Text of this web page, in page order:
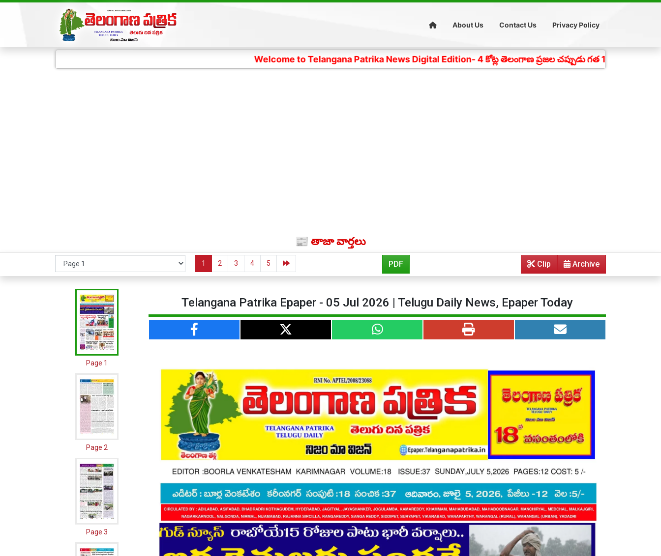
About Us Contact Us Privacy Policy
Welcome to Telangana Patrika News Digital Edition- 4 కోట్ల తెలంగాణ ప్రజల చప్పుడు గత 18 సంవత్సరాలుగా
📰 తాజా వార్తలు
1 2 3 4 5 PDF Archive
Clip
Page 1
Page 2
Page 3
Telangana Patrika Epaper - 05 Jul 2026 | Telugu Daily News, Epaper Today